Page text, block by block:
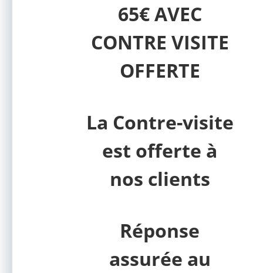
65€ AVEC
CONTRE VISITE
OFFERTE
La Contre-visite
est offerte à
nos clients
Réponse
assurée au